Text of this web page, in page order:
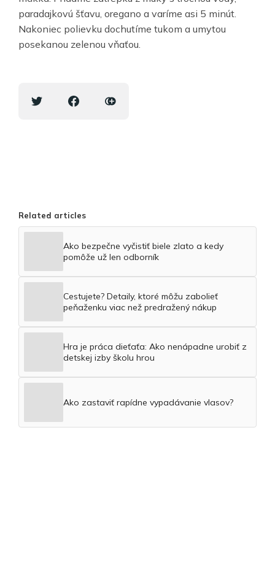
paradajkovú šťavu, oregano a varíme asi 5 minút.
Nakoniec polievku dochutíme tukom a umytou
posekanou zelenou vňaťou.
Related articles
Ako bezpečne vyčistiť biele zlato a kedy
pomôže už len odborník
Cestujete? Detaily, ktoré môžu zabolieť
peňaženku viac než predražený nákup
Hra je práca dieťaťa: Ako nenápadne urobiť z
detskej izby školu hrou
Ako zastaviť rapídne vypadávanie vlasov?